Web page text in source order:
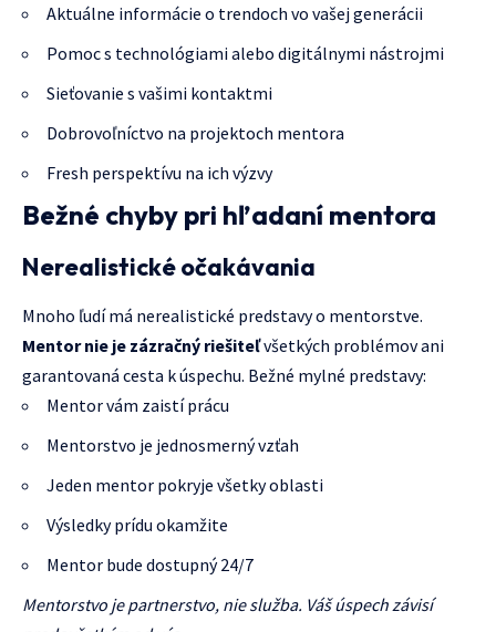
Aktuálne informácie o trendoch vo vašej generácii
Pomoc s technológiami alebo digitálnymi nástrojmi
Sieťovanie s vašimi kontaktmi
Dobrovoľníctvo na projektoch mentora
Fresh perspektívu na ich výzvy
Bežné chyby pri hľadaní mentora
Nerealistické očakávania
Mnoho ľudí má nerealistické predstavy o mentorstve.
Mentor nie je zázračný riešiteľvšetkých problémov ani
garantovaná cesta k úspechu. Bežné mylné predstavy:
Mentor vám zaistí prácu
Mentorstvo je jednosmerný vzťah
Jeden mentor pokryje všetky oblasti
Výsledky prídu okamžite
Mentor bude dostupný 24/7
Mentorstvo je partnerstvo, nie služba. Váš úspech závisí